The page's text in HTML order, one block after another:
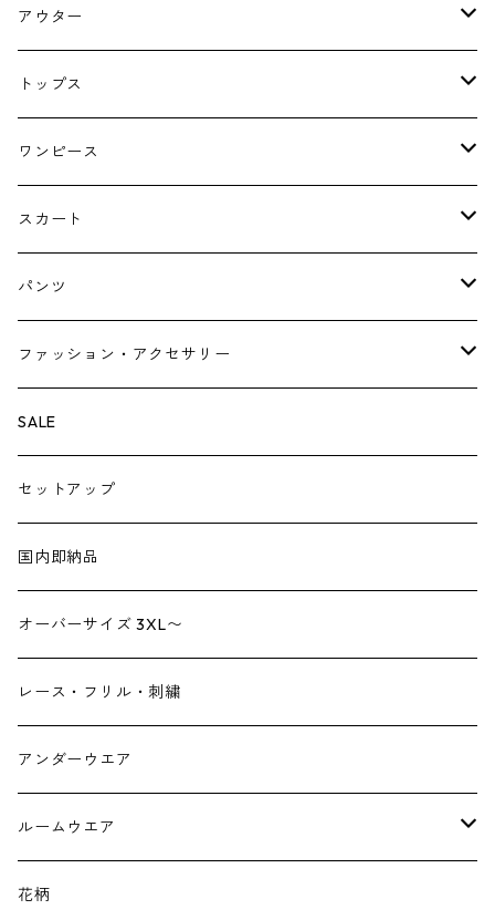
アウター
コート
ジャケット
トップス
ブラウス・シャツ
Tシャツ・スウェット・パーカー
ニット・カーディガン
ベスト・ジレ
ワンピース
キャミソールワンピース
ジャンパースカート
スカート
ペチスカート
パンツ
レギンス
ペチパンツ
サロペット
ジャンプスーツ
デニム
ファッション・アクセサリー
バック
トートバック
ショルダーバック
シューズ
ブーツ
パンプス
帽子
ヘアーアクセサリー
ストール
つけ襟
イヤリング・ピアス
ネックレス・ブローチ
SALE
セットアップ
国内即納品
オーバーサイズ 3XL〜
レース・フリル・刺繍
アンダーウエア
ルームウエア
パジャマ
花柄